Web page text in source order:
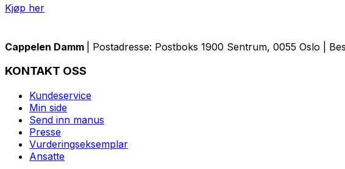
Kjøp her
Cappelen Damm | Postadresse: Postboks 1900 Sentrum, 0055 Oslo |
KONTAKT OSS
Kundeservice
Min side
Send inn manus
Presse
Vurderingseksemplar
Ansatte